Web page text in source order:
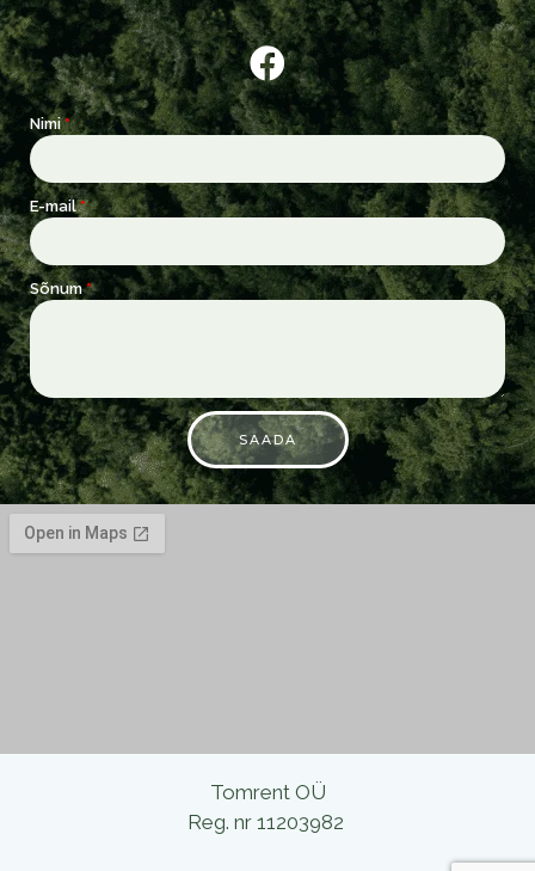
Nimi
E-mail
Sõnum
SAADA
Tomrent OÜ
Reg. nr 11203982